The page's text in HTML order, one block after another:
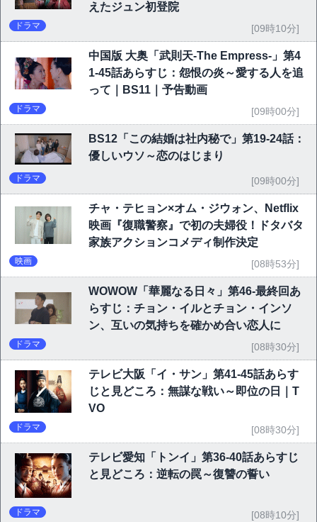
えたジュン初登院
ドラマ [09時10分]
中国版 大奥「武則天-The Empress-」第4
1-45話あらすじ：怨恨の炎～愛する人を追
って｜BS11｜予告動画
ドラマ [09時00分]
BS12「この結婚は社内秘で」第19-24話：
優しいウソ～恋のはじまり
ドラマ [09時00分]
チャ・テヒョン×オム・ジウォン、Netflix
映画『復職警察』で初の夫婦役！ドタバタ
家族アクションコメディ制作決定
映画 [08時53分]
WOWOW「華麗なる日々」第46-最終回あ
らすじ：チョン・イルとチョン・インソ
ン、互いの気持ちを確かめ合い恋人に
ドラマ [08時30分]
テレビ大阪「イ・サン」第41-45話あらす
じと見どころ：無謀な戦い～即位の日｜T
VO
ドラマ [08時30分]
テレビ愛知「トンイ」第36-40話あらすじ
と見どころ：逆転の罠～復讐の誓い
ドラマ [08時10分]